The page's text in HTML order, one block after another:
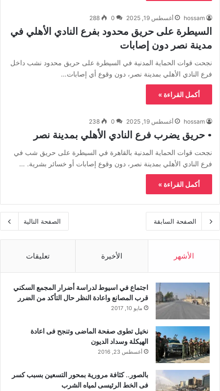
hossam أغسطس 19, 2025 0
288
السيطرة على حريق محدود بفرع النادي الأهلي في
مدينة نصر دون إصابات
نجحت قوات الحماية المدنية في السيطرة على حريق محدود نشب داخل
فرع النادي الأهلي بمدينة نصر، دون وقوع أي إصابات…
أكمل القراءة »
hossam أغسطس 19, 2025 0
238
• حريق يضرب فرع النادي الأهلي بمدينة نصر
نجحت قوات الحماية المدنية بالقاهرة في السيطرة على حريق شب في
فرع النادي الأهلي بمدينة نصر، دون وقوع إصابات أو خسائر بشرية. …
أكمل القراءة »
الصفحة السابقة الصفحة التالية
الأشهر الأخيرة تعليقات
اجتماع في اسيوط لدراسة أضرار المجمع السكني
قرب المصانع واعادة النظر حال التأكد من الضرر
مايو 10, 2017
نخيل تطوى صفحة الماضى وتنجح فى اعادة
الهيكلة وسداد الديون
أغسطس 23, 2016
بالصور.. كثافة مرورية بمحور التسعين بسبب كسر
فى الخط الرئيسى لمياه الشرب